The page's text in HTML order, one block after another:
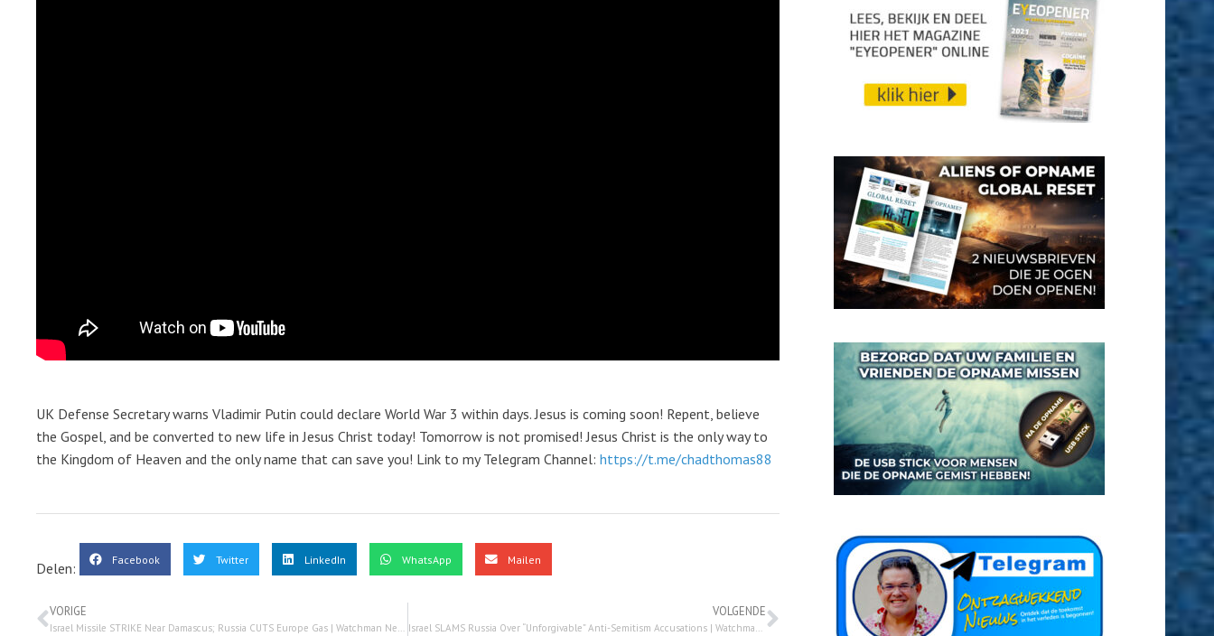
UK Defense Secretary warns Vladimir Putin could declare World War 3 within days. Jesus is coming soon! Repent, believe
the Gospel, and be converted to new life in Jesus Christ today! Tomorrow is not promised! Jesus Christ is the only way to
the Kingdom of Heaven and the only name that can save you! Link to my Telegram Channel: https://t.me/chadthomas88
Delen: Facebook Twitter LinkedIn WhatsApp Mailen
VORIGE
Israel Missile STRIKE Near Damascus; Russia CUTS Europe Gas | Watchman Newscast LIVESTREAM – 27 april
VOLGENDE
Israel SLAMS Russia Over “Unforgivable” Anti-Semitism Accusations | Watchman Newscast – 2 mai 2022